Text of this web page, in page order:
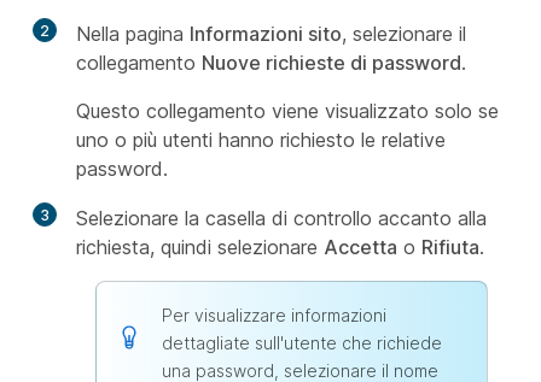
2 Nella pagina Informazioni sito, selezionare il
collegamento Nuove richieste di password.
Questo collegamento viene visualizzato solo se
uno o più utenti hanno richiesto le relative
password.
3
Selezionare la casella di controllo accanto alla
richiesta, quindi selezionare Accetta o Rifiuta.
Per visualizzare informazioni
dettagliate sull'utente che richiede
una password, selezionare il nome